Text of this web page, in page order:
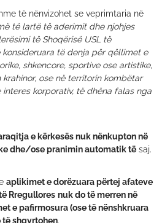
të nënvizohet se veprimtaria në
të lartë të aderimit dhe njohjes
të Shoqërisë USL të
konsideruara të denja për qëllimet e
shkencore, sportive ose artistike,
ose në territorin kombëtar
korporativ, të dhëna falas nga
e kërkesës nuk nënkupton në
dhe/ose pranimin automatik të saj.
aplikimet e dorëzuara përtej afateve
Rregullores nuk do të merren në
e pafirmosura (ose të nënshkruara
të shqyrtohen.